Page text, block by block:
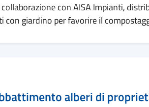
con AISA Impianti,
con giardino per favorire il
alberi di